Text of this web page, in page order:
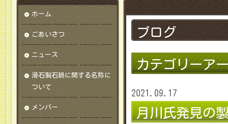
ブログ
カテゴリーア
2021.09.17
月川氏発見の
ホーム
ごあいさつ
ニュース
滑石製石鍋に関する名称に
ついて
メンバー